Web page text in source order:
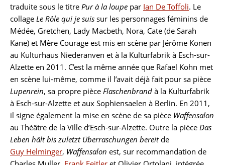
traduite sous le titre Pur à la loupe par Ian De Toffoli. Le
collage Le Rôle qui je suis sur les personnages féminins de
Médée, Gretchen, Lady Macbeth, Nora, Cate (de Sarah
Kane) et Mère Courage est mis en scène par Jérôme Konen
au Kulturhaus Niederanven et à la Kulturfabrik à Esch-sur-
Alzette en 2011. C’est la même année que Rafael Kohn met
en scène lui-même, comme il l’avait déjà fait pour sa pièce
Lupenrein, sa propre pièce Flaschenbrand à la Kulturfabrik
à Esch-sur-Alzette et aux Sophiensaelen à Berlin. En 2011,
il signe également la mise en scène de sa pièce Waffensalon
au Théâtre de la Ville d’Esch-sur-Alzette. Outre la pièce Das
Leben hält bis zuletzt Überraschungen bereitde
Guy Helminger, Waffensalon est, sur recommandation de